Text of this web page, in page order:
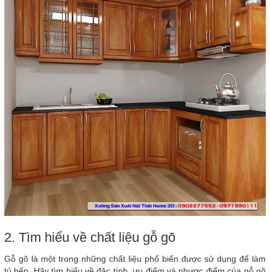
2. Tìm hiểu về chất liệu gỗ gõ
Gỗ gõ là một trong những chất liệu phổ biến được sử dụng để làm